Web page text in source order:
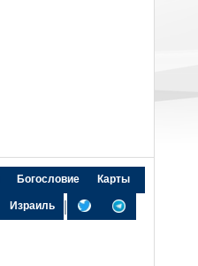
Богословие Карты
Израиль |